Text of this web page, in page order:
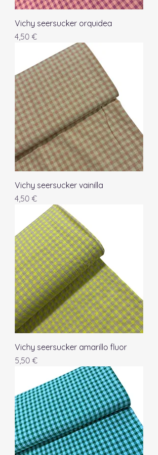
Vichy seersucker orquidea
Precio
4,50 €
Vichy seersucker vainilla
Precio
4,50 €
Vichy seersucker amarillo fluor
Precio
5,50 €